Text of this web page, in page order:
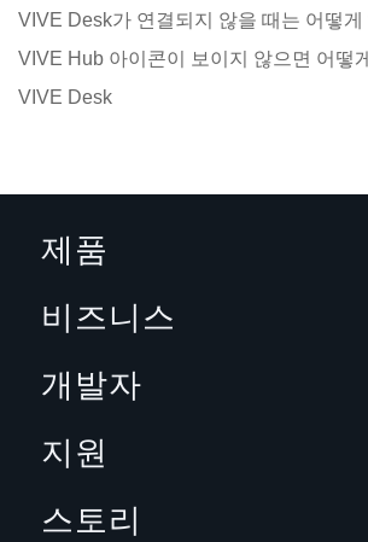
VIVE Desk가 연결되지 않을 때는 어떻
VIVE Hub 아이콘이 보이지 않으면 어떻
VIVE Desk
제품
비즈니스
개발자
지원
스토리